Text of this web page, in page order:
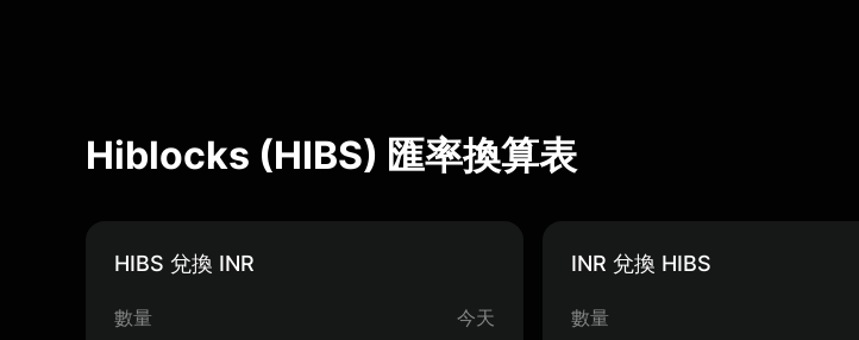
Hiblocks (HIBS) 匯率換算表
HIBS 兌換 INR
數量 今天
INR 兌換 HIBS
數量